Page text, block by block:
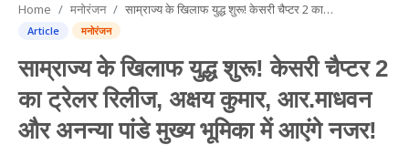
संपर्क करें
मनोरंजन
Home मनोरंजन साम्राज्य के खिलाफ युद्ध शुरू! केसरी चैप्टर 2 का ट्रेलर रिलीज, अक्षय कुमार, आर.माधवन और अनन्या पांडे मुख्य भूमिका में आएंगे नजर!
Article मनोरंजन
साम्राज्य के खिलाफ युद्ध शुरू! केसरी चैप्टर 2
का ट्रेलर रिलीज, अक्षय कुमार, आर.माधवन
और अनन्या पांडे मुख्य भूमिका में आएंगे नजर!